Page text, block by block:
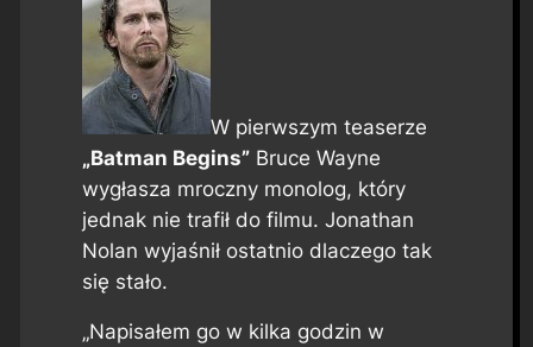
W pierwszym teaserze
„Batman Begins”Bruce Wayne
wygłasza mroczny monolog, który
jednak nie trafił do filmu. Jonathan
Nolan wyjaśnił ostatnio dlaczego tak
się stało.
„Napisałem go w kilka godzin w